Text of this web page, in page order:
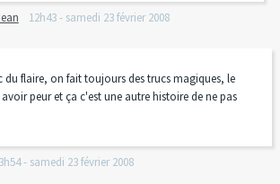
12h43- samedi 23février 2008
du flaire, on fait toujours des trucs magiques, le
peur et ça c'est une autre histoire de ne pas
- samedi 23février 2008